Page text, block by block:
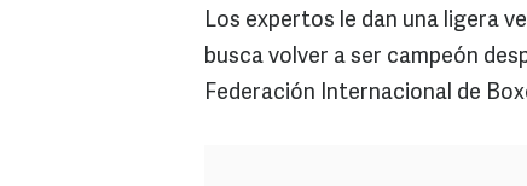
Los expertos le dan una ligera
busca volver a ser campeón
Federación Internacional de